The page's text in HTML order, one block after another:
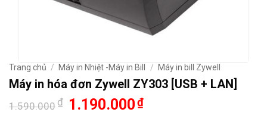
Trang chủ / Máy in Nhiệt -Máy in Bill / Máy in bill Zywell
Máy in hóa đơn Zywell ZY303 [USB + LAN]
1.590.000 ₫ Giá
gốc
1.190.000₫Giá